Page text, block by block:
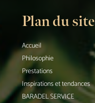
Plan du site
Accueil
Philosophie
Prestations
Inspirations et tendances
BARADEL SERVICE